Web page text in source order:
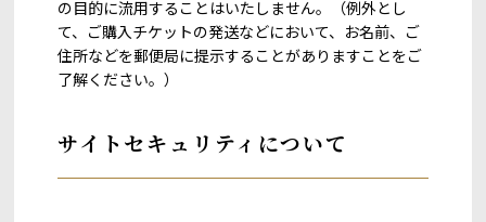
の目的に流用することはいたしません。（例外とし
て、ご購入チケットの発送などにおいて、お名前、ご
住所などを郵便局に提示することがありますことをご
了解ください。）
サイトセキュリティについて